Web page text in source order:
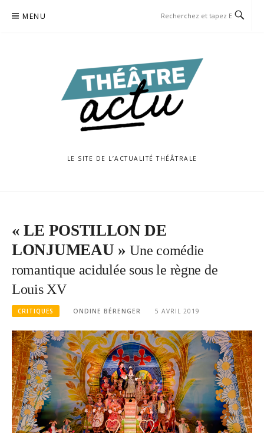
MENU
LE SITE DE L’ACTUALITÉ THÉÂTRALE
« LE POSTILLON DE
LONJUMEAU »Une comédie
romantique acidulée sous le règne de
Louis XV
CRITIQUES ONDINE BÉRENGER 5 AVRIL 2019